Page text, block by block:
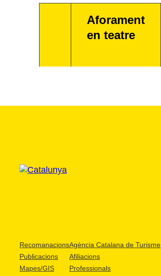
Aforament
en teatre
Recomanacions
Publicacions
Mapes/GIS
Agència Catalana de Turisme
Afiliacions
Professionals